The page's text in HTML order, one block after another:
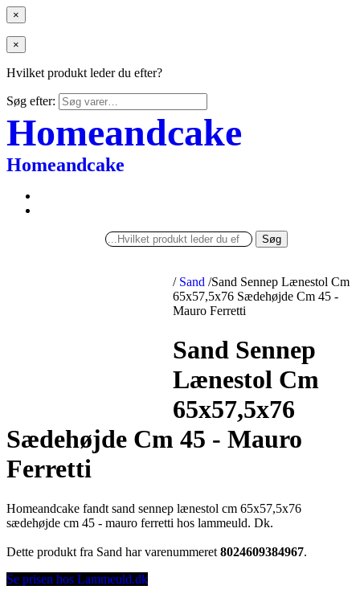
×
×
Hvilket produkt leder du efter?
Søg efter:
Homeandcake
Homeandcake
Søg
/ Sand /Sand Sennep Lænestol Cm
65x57,5x76 Sædehøjde Cm 45 -
Mauro Ferretti
Sand Sennep
Lænestol Cm
65x57,5x76
Sædehøjde Cm 45 - Mauro
Ferretti
Homeandcake fandt sand sennep lænestol cm 65x57,5x76
sædehøjde cm 45 - mauro ferretti hos lammeuld. Dk.
Dette produkt fra Sand har varenummeret 8024609384967.
Se prisen hos Lammeuld.dk